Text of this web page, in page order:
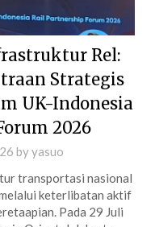
Rel:
Strategis
UK-Indonesia
2026
byyasuo
transportasi nasional
keterlibatan aktif
Pada 29 Juli